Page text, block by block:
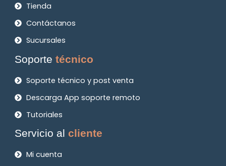
Tienda
Contáctanos
Sucursales
Soportetécnico
Soporte técnico y post venta
Descarga App soporte remoto
Tutoriales
Servicio alcliente
Mi cuenta